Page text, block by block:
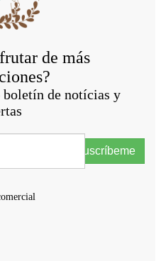
de más
boletín de notícias y
Suscríbeme